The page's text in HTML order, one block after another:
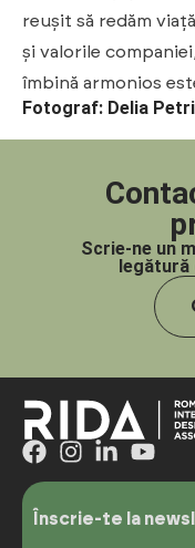
reușit să redăm
și valorile
îmbină armonios
Fotograf: Delia
Scrie-ne un
Înscrie-te la